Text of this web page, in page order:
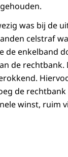
was bij de
celstraf
de enkelband
de
de
winst, ruim